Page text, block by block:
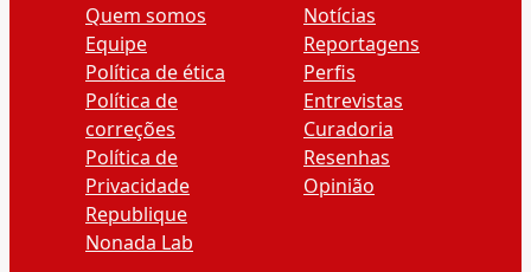
Quem somos
Equipe
Política de ética
Política de
correções
Política de
Privacidade
Republique
Nonada Lab
Notícias
Reportagens
Perfis
Entrevistas
Curadoria
Resenhas
Opinião